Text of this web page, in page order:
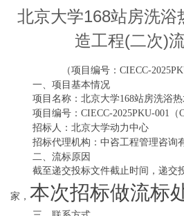
北京大学168站房洗浴
造工程(二次)
（项目编号：CIECC-
一、项目基本情况
项目名称：北京大学168站房洗浴
项目编号：CIECC-2025PKU-001（
招标人：北京大学动力中心
招标代理机构：中咨工程管理咨询
二、流标原因
截至递交投标文件截止时间，递交
家， 本次招标做流标